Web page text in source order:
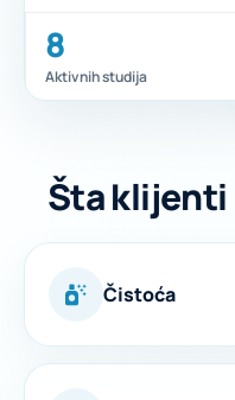
8
Aktivnih studija
Šta
Čistoća